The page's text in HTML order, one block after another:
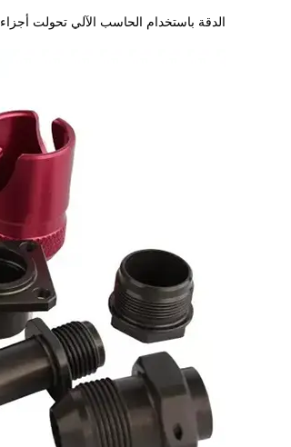
الدقة باستخدام الحاسب الآلي تحولت أجزاء